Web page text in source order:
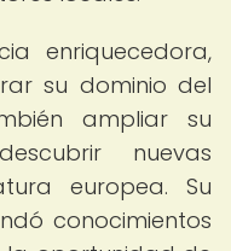
enriquecedora,
su dominio del
ampliar su
nuevas
europea. Su
conocimientos